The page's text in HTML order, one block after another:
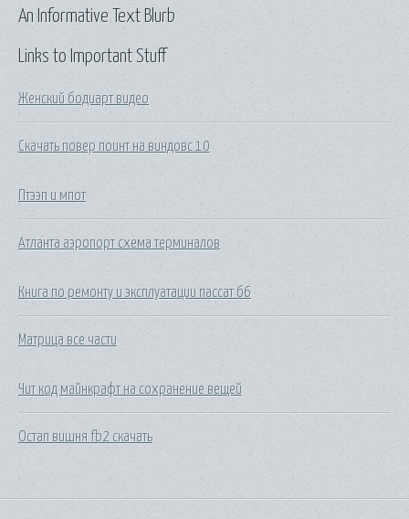
Links to Important Stuff
Женский бодиарт видео
Скачать повер поинт на виндовс 10
Птээп и мпот
Атланта аэропорт схема терминалов
Книга по ремонту и эксплуатации пассат б6
Матрица все части
Чит код майнкрафт на сохранение вещей
Остап вишня fb2 скачать
An Informative Text Blurb